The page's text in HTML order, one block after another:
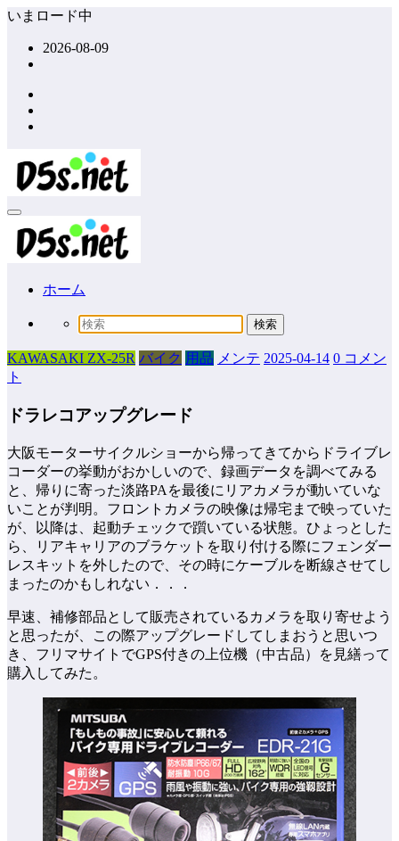
コ
ッ
プ
いまロード中
2026-08-09
ホーム
KAWASAKI ZX-25R バイク 用品 メンテ 2025-04-14 0 コメン
ト
ドラレコアップグレード
大阪モーターサイクルショーから帰ってきてからドライブレ
コーダーの挙動がおかしいので、録画データを調べてみる
と、帰りに寄った淡路PAを最後にリアカメラが動いていな
いことが判明。フロントカメラの映像は帰宅まで映っていた
が、以降は、起動チェックで躓いている状態。ひょっとした
ら、リアキャリアのブラケットを取り付ける際にフェンダー
レスキットを外したので、その時にケーブルを断線させてし
まったのかもしれない．．．
早速、補修部品として販売されているカメラを取り寄せよう
と思ったが、この際アップグレードしてしまおうと思いつ
き、フリマサイトでGPS付きの上位機（中古品）を見繕って
購入してみた。